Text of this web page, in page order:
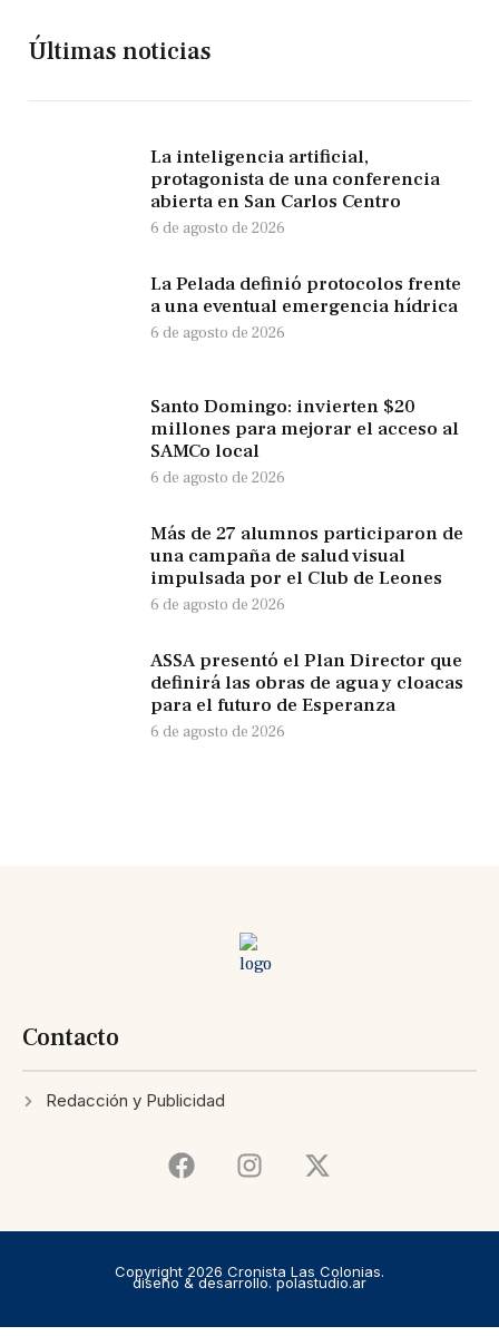
Últimas noticias
La inteligencia artificial,
protagonista de una conferencia
abierta en San Carlos Centro
6 de agosto de 2026
La Pelada definió protocolos frente
a una eventual emergencia hídrica
6 de agosto de 2026
Santo Domingo: invierten $20
millones para mejorar el acceso al
SAMCo local
6 de agosto de 2026
Más de 27 alumnos participaron de
una campaña de salud visual
impulsada por el Club de Leones
6 de agosto de 2026
ASSA presentó el Plan Director que
definirá las obras de agua y cloacas
para el futuro de Esperanza
6 de agosto de 2026
Contacto
Redacción y Publicidad
Copyright 2026 Cronista Las Colonias.
diseño & desarrollo. polastudio.ar